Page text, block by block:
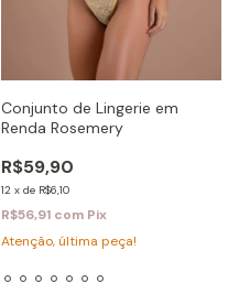
Conjunto de Lingerie em
Renda Rosemery
R$59,90
12 x de R$6,10
R$56,91 com Pix
Atenção, última peça!